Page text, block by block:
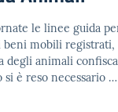
le linee guida
beni mobili registrati,
degli animali
si è reso necessario …